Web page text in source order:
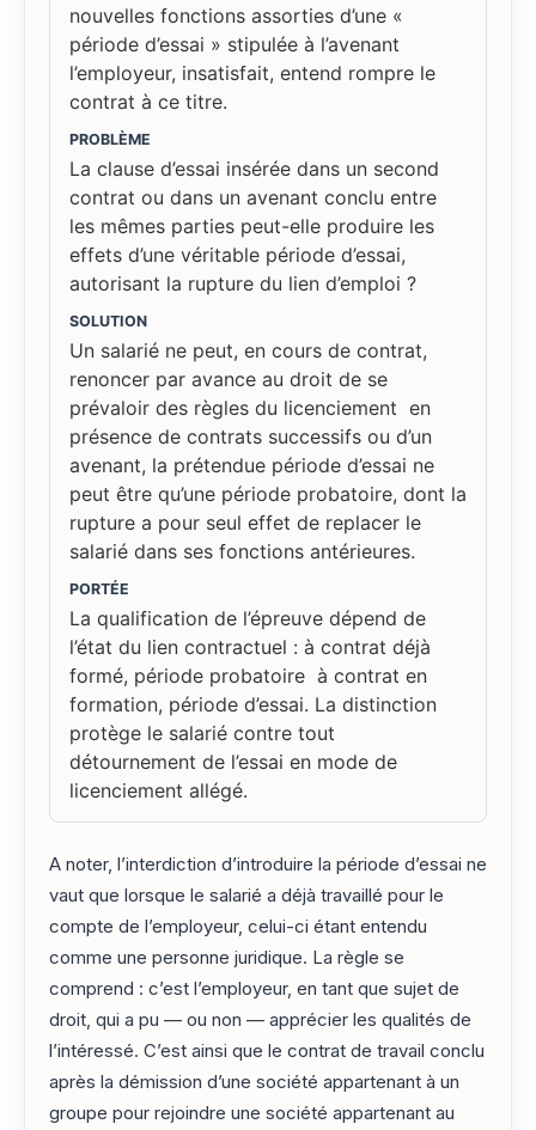
nouvelles fonctions assorties d’une «
période d’essai » stipulée à l’avenant
l’employeur, insatisfait, entend rompre le
contrat à ce titre.
PROBLÈME
La clause d’essai insérée dans un second
contrat ou dans un avenant conclu entre
les mêmes parties peut-elle produire les
effets d’une véritable période d’essai,
autorisant la rupture du lien d’emploi ?
SOLUTION
Un salarié ne peut, en cours de contrat,
renoncer par avance au droit de se
prévaloir des règles du licenciement en
présence de contrats successifs ou d’un
avenant, la prétendue période d’essai ne
peut être qu’une période probatoire, dont la
rupture a pour seul effet de replacer le
salarié dans ses fonctions antérieures.
PORTÉE
La qualification de l’épreuve dépend de
l’état du lien contractuel : à contrat déjà
formé, période probatoire à contrat en
formation, période d’essai. La distinction
protège le salarié contre tout
détournement de l’essai en mode de
licenciement allégé.
A noter, l’interdiction d’introduire la période d’essai ne
vaut que lorsque le salarié a déjà travaillé pour le
compte de l’employeur, celui-ci étant entendu
comme une personne juridique. La règle se
comprend : c’est l’employeur, en tant que sujet de
droit, qui a pu — ou non — apprécier les qualités de
l’intéressé. C’est ainsi que le contrat de travail conclu
après la démission d’une société appartenant à un
groupe pour rejoindre une société appartenant au